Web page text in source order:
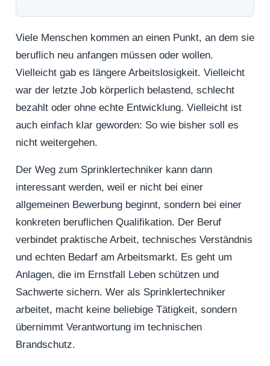
Viele Menschen kommen an einen Punkt, an dem sie
beruflich neu anfangen müssen oder wollen.
Vielleicht gab es längere Arbeitslosigkeit. Vielleicht
war der letzte Job körperlich belastend, schlecht
bezahlt oder ohne echte Entwicklung. Vielleicht ist
auch einfach klar geworden: So wie bisher soll es
nicht weitergehen.
Der Weg zum Sprinklertechniker kann dann
interessant werden, weil er nicht bei einer
allgemeinen Bewerbung beginnt, sondern bei einer
konkreten beruflichen Qualifikation. Der Beruf
verbindet praktische Arbeit, technisches Verständnis
und echten Bedarf am Arbeitsmarkt. Es geht um
Anlagen, die im Ernstfall Leben schützen und
Sachwerte sichern. Wer als Sprinklertechniker
arbeitet, macht keine beliebige Tätigkeit, sondern
übernimmt Verantwortung im technischen
Brandschutz.